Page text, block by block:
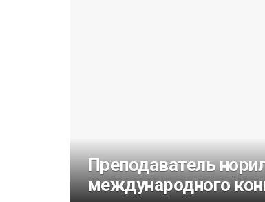
Преподаватель
международного